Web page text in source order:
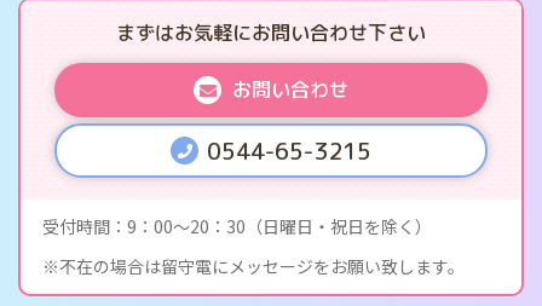
まずはお気軽にお問い合わせ下さい
お問い合わせ
0544-65-3215
受付時間
9：00〜20：30（日曜日・祝日を除く）
不在の場合は留守電にメッセージをお願い致します。